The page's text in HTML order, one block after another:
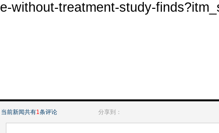
e-without-treatment-study-
当前新闻共有1 条评论 分享到：